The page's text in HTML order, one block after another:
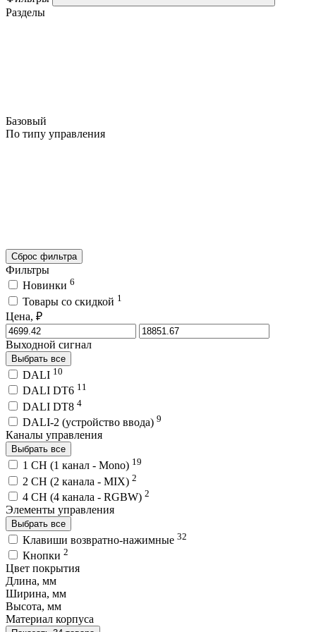
Разделы
Базовый
По типу управления
Сброс фильтра
Фильтры
Новинки 6
Товары со скидкой 1
Цена, ₽
Выходной сигнал
Выбрать все
DALI 10
DALI DT6 11
DALI DT8 4
DALI-2 (устройство ввода) 9
Каналы управления
Выбрать все
1 CH (1 канал - Mono) 19
2 CH (2 канала - MIX) 2
4 CH (4 канала - RGBW) 2
Элементы управления
Выбрать все
Клавиши возвратно-нажимные 32
Кнопки 2
Цвет покрытия
Длина, мм
Ширина, мм
Высота, мм
Материал корпуса